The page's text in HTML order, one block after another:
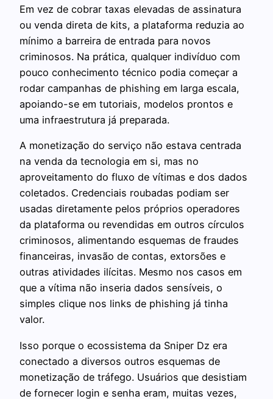
Em vez de cobrar taxas elevadas de assinatura
ou venda direta de kits, a plataforma reduzia ao
mínimo a barreira de entrada para novos
criminosos. Na prática, qualquer indivíduo com
pouco conhecimento técnico podia começar a
rodar campanhas de phishing em larga escala,
apoiando-se em tutoriais, modelos prontos e
uma infraestrutura já preparada.
A monetização do serviço não estava centrada
na venda da tecnologia em si, mas no
aproveitamento do fluxo de vítimas e dos dados
coletados. Credenciais roubadas podiam ser
usadas diretamente pelos próprios operadores
da plataforma ou revendidas em outros círculos
criminosos, alimentando esquemas de fraudes
financeiras, invasão de contas, extorsões e
outras atividades ilícitas. Mesmo nos casos em
que a vítima não inseria dados sensíveis, o
simples clique nos links de phishing já tinha
valor.
Isso porque o ecossistema da Sniper Dz era
conectado a diversos outros esquemas de
monetização de tráfego. Usuários que desistiam
de fornecer login e senha eram, muitas vezes,